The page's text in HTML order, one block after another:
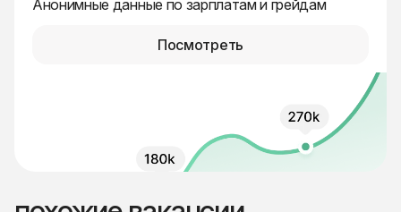
Анонимные данные по зарплатам и грейдам
Посмотреть